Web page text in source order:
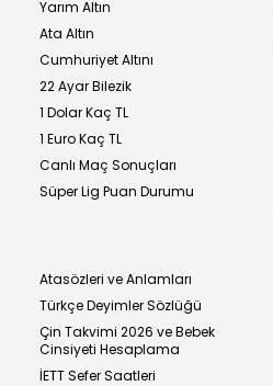
Yarım Altın
Ata Altın
Cumhuriyet Altını
22 Ayar Bilezik
1 Dolar Kaç TL
1 Euro Kaç TL
Canlı Maç Sonuçları
Süper Lig Puan Durumu
Atasözleri ve Anlamları
Türkçe Deyimler Sözlüğü
Çin Takvimi 2026 ve Bebek
Cinsiyeti Hesaplama
İETT Sefer Saatleri